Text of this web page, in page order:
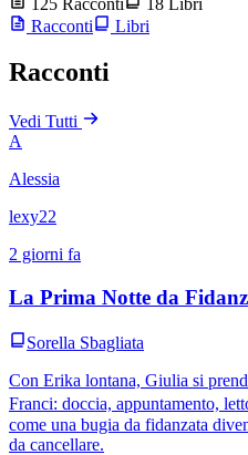
Racconti
Libri
Racconti
Vedi Tutti
A
Alessia
lexy22
2 giorni fa
La Prima Notte da
Sorella Sbagliata
Con Erika lontana, Giulia si
Franci: doccia, appuntamento,
come una bugia da fidanzata
da cancellare.